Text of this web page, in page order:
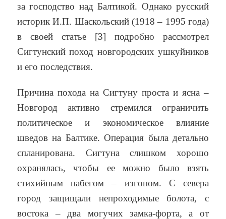
за господство над Балтикой. Однако русский
историк И.П. Шаскольский (1918 – 1995 года)
в своей статье [3] подробно рассмотрел
Сигтунский поход новгородских ушкуйников
и его последствия.
Причина похода на Сигтуну проста и ясна –
Новгород активно стремился ограничить
политическое и экономическое влияние
шведов на Балтике. Операция была детально
спланирована. Сигтуна слишком хорошо
охранялась, чтобы ее можно было взять
стихийным набегом – изгоном. С севера
город защищали непроходимые болота, с
востока – два могучих замка-форта, а от